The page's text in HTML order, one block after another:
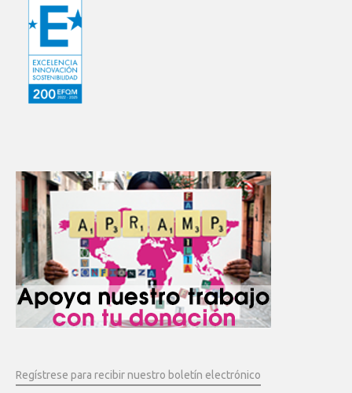
Regístrese para recibir nuestro boletín electrónico